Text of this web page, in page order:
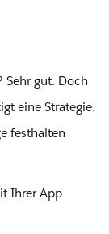
Sehr gut. Doch
eine Strategie.
festhalten
Ihrer App